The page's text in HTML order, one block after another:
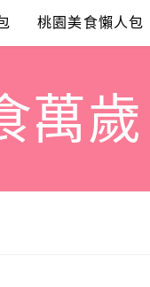
桃園美食懶人包
萬歲